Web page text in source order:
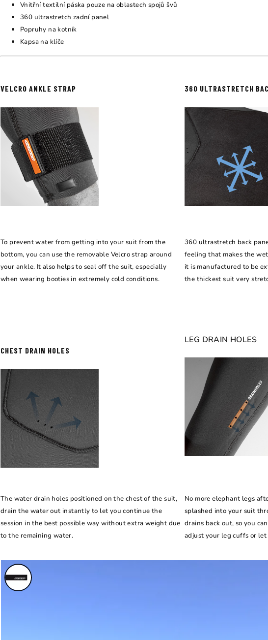
Vnitřní textilní páska pouze na oblastech spojů švů
360 ultrastretch zadní panel
Popruhy na kotník
Kapsa na klíče
VELCRO ANKLE STRAP 360 ULTRASTRETCH
To prevent water from getting into your suit from the
bottom, you can use the removable Velcro strap around
your ankle. It also helps to seal off the suit, especially
when wearing booties in extremely cold conditions.
360 ultrastretch back
feeling that makes the
it is manufactured to be
the thickest suit very
CHEST DRAIN HOLES
LEG DRAIN HOLES
The water drain holes positioned on the chest of the suit,
drain the water out instantly to let you continue the
session in the best possible way without extra weight due
to the remaining water.
No more elephant legs
splashed into your suit
drains back out, so you
adjust your leg cuffs or